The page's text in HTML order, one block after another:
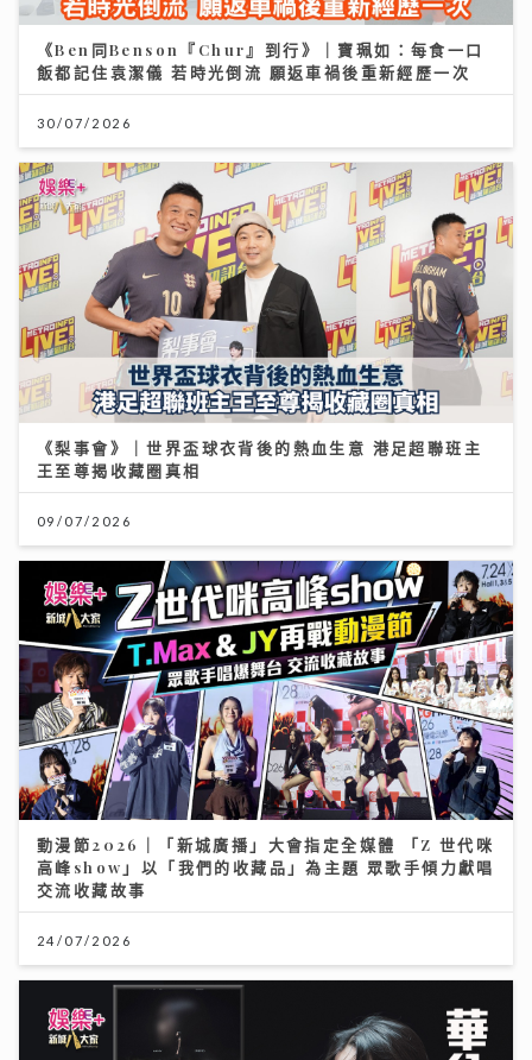
《Ben同Benson『Chur』到行》｜寶珮如：每食一口
飯都記住袁潔儀 若時光倒流 願返車禍後重新經歷一次
30/07/2026
《梨事會》｜世界盃球衣背後的熱血生意 港足超聯班主
王至尊揭收藏圈真相
09/07/2026
動漫節2026｜「新城廣播」大會指定全媒體 「Z 世代咪
高峰show」以「我們的收藏品」為主題 眾歌手傾力獻唱
交流收藏故事
24/07/2026